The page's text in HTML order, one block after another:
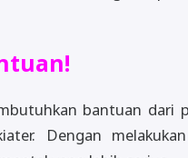
bantuan dari
Dengan